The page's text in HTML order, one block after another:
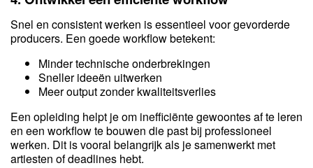
Snel en consistent werken is essentieel voor gevorderde
producers. Een goede workflow betekent:
Minder technische onderbrekingen
Sneller ideeën uitwerken
Meer output zonder kwaliteitsverlies
Een opleiding helpt je om inefficiënte gewoontes af te leren
en een workflow te bouwen die past bij professioneel
werken. Dit is vooral belangrijk als je samenwerkt met
artiesten of deadlines hebt.